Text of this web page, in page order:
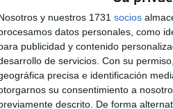
y nuestros 1731 socios
datos personales, como
publicidad y contenido
de servicios. Con su
precisa e identificación
su consentimiento a
descrito. De forma